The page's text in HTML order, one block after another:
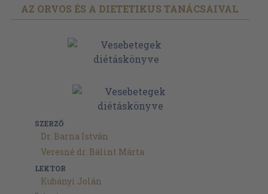
AZ ORVOS ÉS A DIETETIKUS TANÁCSAIVAL
SZERZŐ
Dr. Barna István
Veresné dr. Bálint Márta
LEKTOR
Kubányi Jolán